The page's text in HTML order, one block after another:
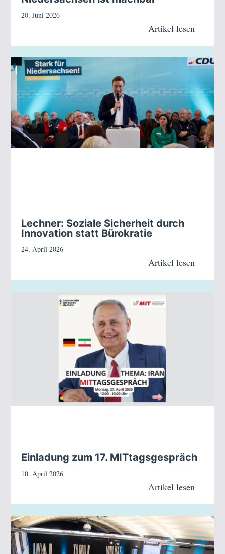
20. Juni 2026
Artikel lesen
Lechner: Soziale Sicherheit durch
Innovation statt Bürokratie
24. April 2026
Artikel lesen
Einladung zum 17. MITtagsgespräch
10. April 2026
Artikel lesen